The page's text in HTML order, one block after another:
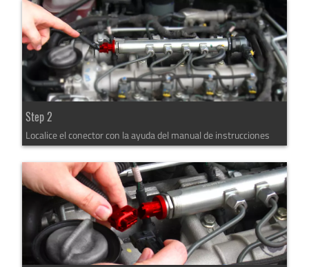
Step 2
Localice el conector con la ayuda del manual de instrucciones